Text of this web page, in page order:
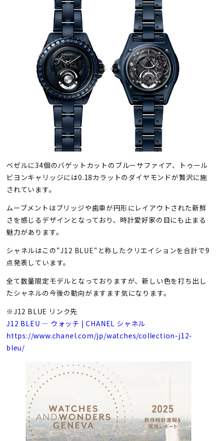
ベゼルに34個のバゲットカットのブルーサファイア、トゥール
ビヨンキャリッジには0.18カラットのダイヤモンドが贅沢に施
されています。
ムーブメントはブリッジや歯車が円形にレイアウトされた新鮮
さを感じるデザインとなっており、時計愛好家の目にも止まる
魅力があります。
シャネルはこの“J12 BLUE“と称したクリエイションを合計で9
点発表しています。
全て数量限定モデルとなっておりますが、新しい色を打ち出し
たシャネルの今後の動向がますます気になります。
※J12 BLUE リンク先
J12 BLEU — ウォッチ | CHANEL シャネル
https://www.chanel.com/jp/watches/collection-j12-
bleu/